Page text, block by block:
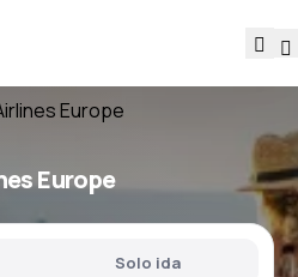
Europe
Europe
Solo ida